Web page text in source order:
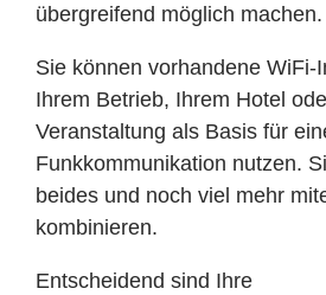
übergreifend möglich machen.
Sie können vorhandene WiFi-
Ihrem Betrieb, Ihrem Hotel
Veranstaltung als Basis für
Funkkommunikation nutzen.
beides und noch viel mehr
kombinieren.
Entscheidend sind Ihre